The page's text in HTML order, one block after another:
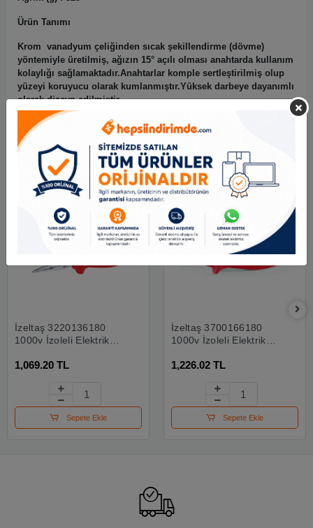
Ürün Tanımı
Krom vanadyum çeliğinden sıcak şekillendirme (dövme)
yöntemiyle üretilmiş, ağızın 15° açılı olması anahtarda kullanım
kolaylığı sağlamaktadır.Anahtarlar komple sertleştirilmiş olup
yüzeyi koruyucu olarak kumlanmıştır.Yüksek darbeye dayanımlı
olarak dizayn edilmiştir.
Benzer Ürünler
İzeltaş 3220136180
1000v İzoleli Elektrikçi
180 Mm
1,069.20 TL
Sepete Ekle
İzeltaş 3700166180
1000v İzoleli Elektrikçi
1,226.02 TL
Sepete Ekle